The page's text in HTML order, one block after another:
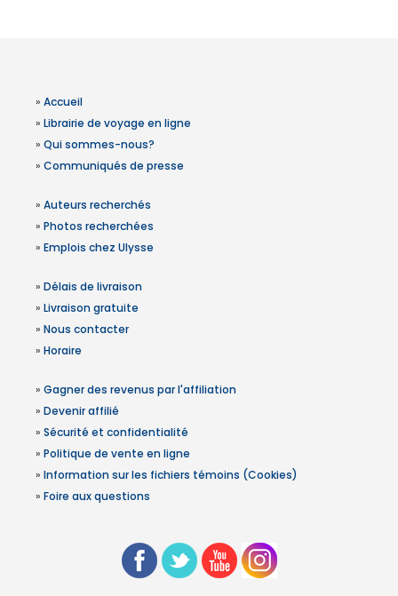
» Accueil
» Librairie de voyage en ligne
» Qui sommes-nous?
» Communiqués de presse
» Auteurs recherchés
» Photos recherchées
» Emplois chez Ulysse
» Délais de livraison
» Livraison gratuite
» Nous contacter
» Horaire
» Gagner des revenus par l'affiliation
» Devenir affilié
» Sécurité et confidentialité
» Politique de vente en ligne
» Information sur les fichiers témoins (Cookies)
» Foire aux questions